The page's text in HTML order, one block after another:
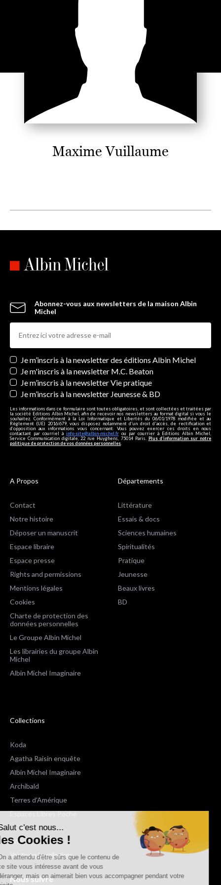
Salut c'est nous...
les Cookies !
On a attendu d'être sûrs que le contenu de
ce site vous intéresse avant de vous
déranger, mais on aimerait bien vous accompagner pendant votre
Maxime Vuillaume
Abonnez-vous aux newsletters de la maison Albin
Michel
Newsletters
Je m’inscris à la newsletter des éditions Albin Michel
Je m'inscris à la newsletter M.C. Beaton
Je m’inscris à la newsletter Vie pratique
Je m’inscris à la newsletter Jeunesse & BD
Les informations dans ce formulaire sont toutes obligatoires, et sont collectées et traitées par
la société Editions Albin Michel, afin de recevoir nos newsletters au format digital si vous le
souhaitez. Conformément à la Loi Informatique et Libertés du 06/01/1978 modifiée et au
Règlement (UE) 2016/679, vous disposez notamment d'un droit d'accès, de rectification et
d’opposition aux informations vous concernant. Vous pouvez exercer ces droits en nous
contactant par courriel à info-site@albin-michel.fr ou par courrier à Editions Albin Michel,
Service Communication digitale, 22 rue Huyghens, 75014 Paris. Plus d’information sur notre
politique de protection de vos données personnelles
A Propos
Contact
Notre histoire
Déposer un manuscrit
Espace libraire
Espace presse
Rights and permissions
Mentions légales
Cookies
Charte de protection des
données personnelles
Le Groupe Albin Michel
Les librairies du groupe Albin
Michel
Albin Michel Imaginaire
Départements
Littérature
Essais & docs
Sciences humaines
Spiritualités
Pratique
Jeunesse
Beaux livres
BD
Collections
Koda
Agatha Raisin enquête
Albin Michel Imaginaire
Archibald
Terres d'Amérique
Espaces Libres Poche
NOX
Wiz
Voir toutes les collections
Nous suivre